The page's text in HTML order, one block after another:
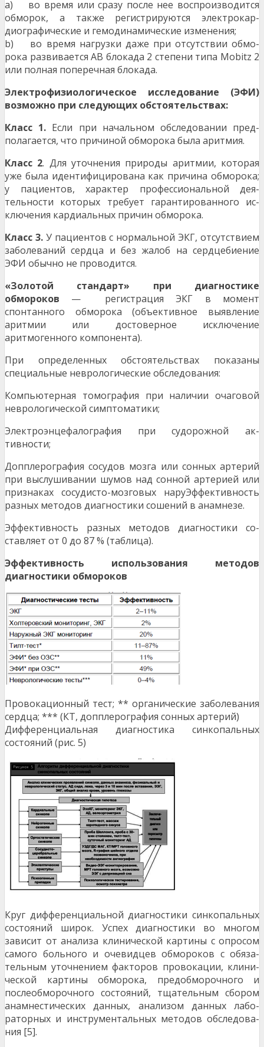
a) во время или сразу после нее воспроизводится
обморок, а также регистрируются электрокар­
диографические и гемодинамические измене­ния;
b) во время нагрузки даже при отсутствии обмо­
рока развивается АВ блокада 2 степени типа Mobitz 2
или полная поперечная блокада.
Электрофизиологическое исследование (ЭФИ)
возможно при следующих обстоятельствах:
Класс 1. Если при начальном обследовании пред­
полагается, что причиной обморока была аритмия.
Класс 2. Для уточнения природы аритмии, которая
уже была идентифицирована как причина обморо­ка;
у пациентов, характер профессиональной дея­
тельности которых требует гарантированного ис­
ключения кардиальных причин обморока.
Класс 3.У пациентов с нормальной ЭКГ, отсутст­вием
заболеваний сердца и без жалоб на сердце­биение
ЭФИ обычно не проводится.
«Золотой стандарт» при диагностике
обмороков — регистрация ЭКГ в момент
спонтанного обморока (объективное выявление
аритмии или достоверное исключение
аритмогенного компонента).
При определенных обстоятельствах показаны
специальные неврологические обследования:
Компьютерная томография при наличии оча­говой
неврологической симптоматики;
Электроэнцефалография при судорожной ак­
тивности;
Допплерография сосудов мозга или сонных артерий
при выслушивании шумов над сонной артерией или
признаках сосудисто-мозговых наруЭффективность
разных методов диагностики сошений в анамнезе.
Эффективность разных методов диагностики со-
ставляет от 0 до 87 % (таблица).
Эффективность использования методов
диагностики обмороков
Провокационный тест; ** органические заболевания
сердца; *** (КТ, допплерография сонных артерий)
Дифференциальная диагностика синкопальных
состояний (рис. 5)
Круг дифференциальной диагностики синкопальных
состояний широк. Успех диагностики во многом
зависит от анализа клинической картины с опросом
самого больного и очевидцев обмороков с обяза­
тельным уточнением факторов провокации, клини­
ческой картины обморока, предобморочного и
послеобморочного состояний, тщательным сбором
анамнестических данных, анализом данных лабо­
раторных и инструментальных методов обследова­
ния [5].